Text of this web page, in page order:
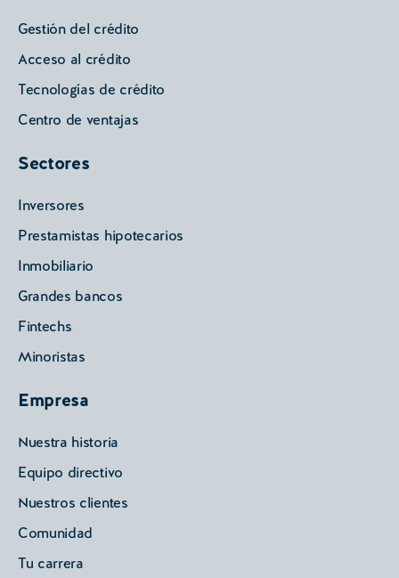
Gestión del crédito
Acceso al crédito
Tecnologías de crédito
Centro de ventajas
Sectores
Inversores
Prestamistas hipotecarios
Inmobiliario
Grandes bancos
Fintechs
Minoristas
Empresa
Nuestra historia
Equipo directivo
Nuestros clientes
Comunidad
Tu carrera